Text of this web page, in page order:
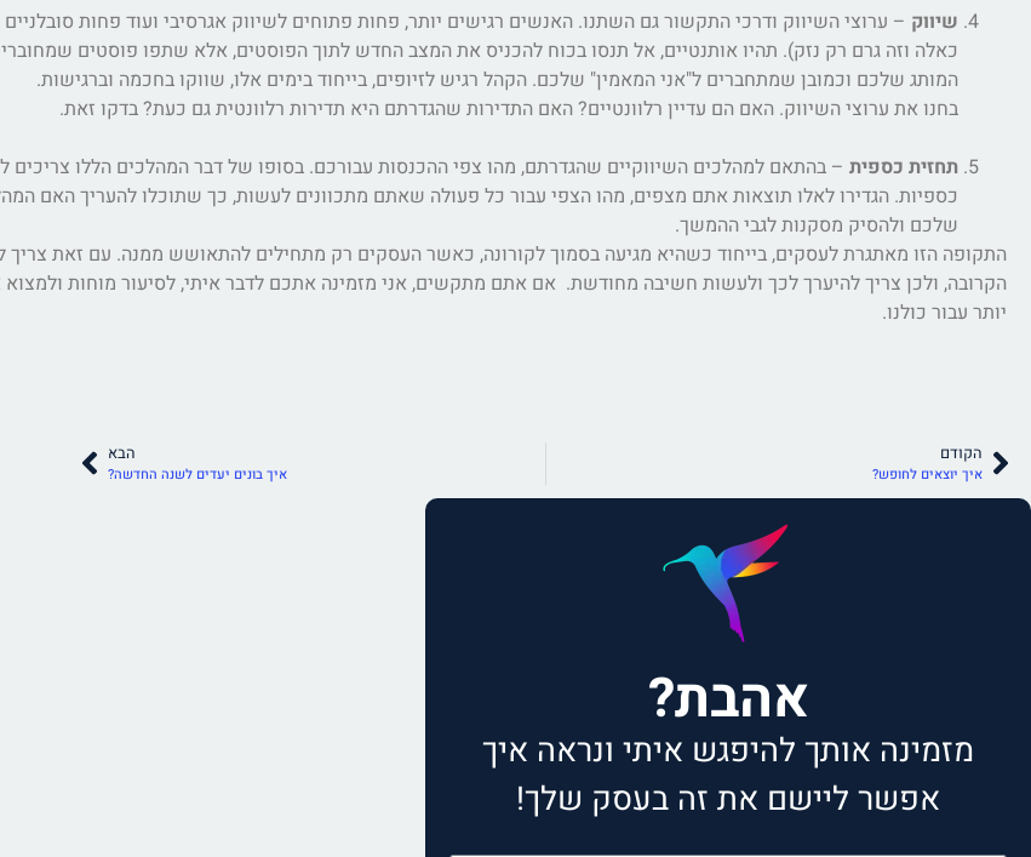
שיווק – ערוצי השיווק ודרכי התקשור גם השתנו. האנשים רגישים יותר, פחות פתוחים לשיווק אגרסיבי ועוד פחות
כאלה וזה גרם רק נזק). תהיו אותנטיים, אל תנסו בכוח להכניס את המצב החדש לתוך הפוסטים, אלא שתפו פוסטים
המותג שלכם וכמובן שמתחברים ל"אני המאמין" שלכם. הקהל רגיש לזיופים, בייחוד בימים אלו, שווקו בחכמה וברגישות.
בחנו את ערוצי השיווק. האם הם עדיין רלוונטיים? האם התדירות שהגדרתם היא תדירות רלוונטית גם כעת? בדקו זאת.
תחזית כספית – בהתאם למהלכים השיווקיים שהגדרתם, מהו צפי ההכנסות עבורכם. בסופו של דבר המהלכים הללו צריכים
כספיות. הגדירו לאלו תוצאות אתם מצפים, מהו הצפי עבור כל פעולה שאתם מתכוונים לעשות, כך שתוכלו להעריך האם
שלכם ולהסיק מסקנות לגבי ההמשך.
התקופה הזו מאתגרת לעסקים, בייחוד כשהיא מגיעה בסמוך לקורונה, כאשר העסקים רק מתחילים להתאושש ממנה. עם זאת צריך
הקרובה, ולכן צריך להיערך לכך ולעשות חשיבה מחודשת. אם אתם מתקשים, אני מזמינה אתכם לדבר איתי, לסיעור מוחות
יותר עבור כולנו.
הקודם
איך יוצאים לחופש?
הבא
איך בונים יעדים לשנה החדשה?
אהבת?
מזמינה אותך להיפגש איתי ונראה איך
אפשר ליישם את זה בעסק שלך!